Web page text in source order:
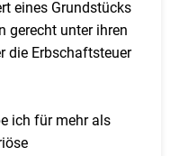
eines Grundstücks
gerecht unter ihren
die Erbschaftsteuer
ich für mehr als